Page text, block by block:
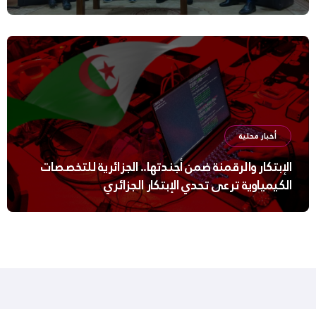
أخبار محلية
الإبتكار والرقمنة ضمن أجندتها.. الجزائرية للتخصصات
الكيمياوية ترعى تحدي الإبتكار الجزائري